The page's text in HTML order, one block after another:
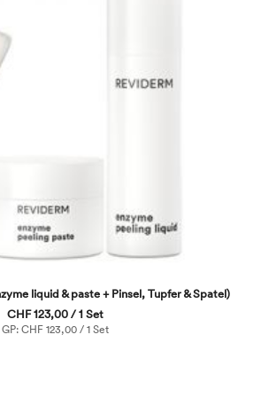
liquid & paste + Pinsel, Tupfer & Spatel)
CHF 123,00 / 1 Set
GP: CHF 123,00 / 1 Set